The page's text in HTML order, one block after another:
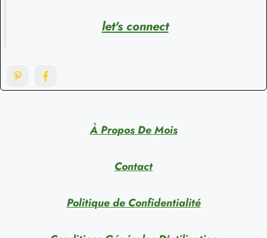
let's connect
À Propos De Mois
Contact
Politique de Confidentialité